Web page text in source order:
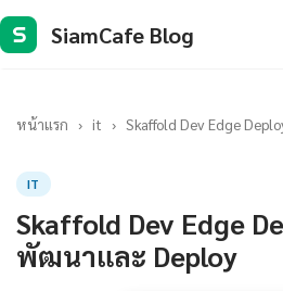
S SiamCafe Blog
หน้าแรก › it › Skaffold Dev Edge
IT
Skaffold Dev Edge
พัฒนาและ Deploy